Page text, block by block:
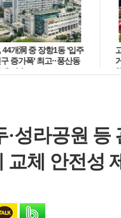
개洞 중 장항1동 '입주
가폭' 최고··풍산동
속
고
거
책
·성라공원
교체 안전성
유
카오 스토리로 공유
카카오톡으로 공유